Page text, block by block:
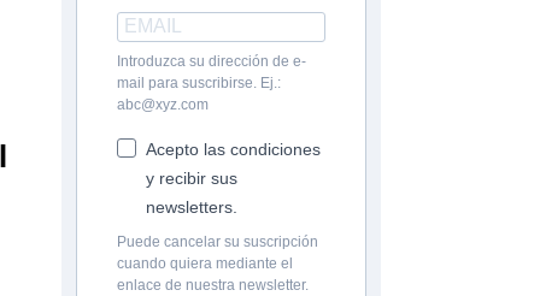
Introduzca su dirección de e-
mail para suscribirse. Ej.:
abc@xyz.com
Acepto las condiciones
y recibir sus
newsletters.
Puede cancelar su suscripción
cuando quiera mediante el
enlace de nuestra newsletter.